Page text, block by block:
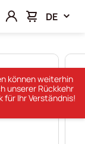
DE
können weiterhin
unserer Rückkehr
für Ihr Verständnis!